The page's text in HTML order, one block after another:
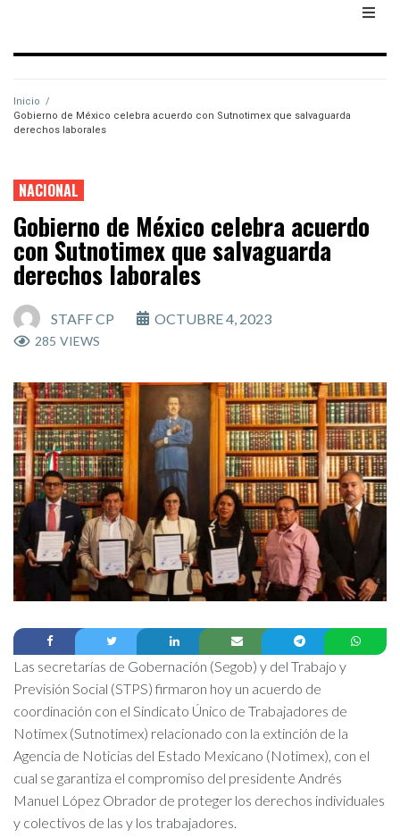
Inicio /
Gobierno de México celebra acuerdo con Sutnotimex que salvaguarda
derechos laborales
NACIONAL
Gobierno de México celebra acuerdo
con Sutnotimex que salvaguarda
derechos laborales
STAFF CP OCTUBRE 4, 2023
285 VIEWS
Las secretarías de Gobernación (Segob) y del Trabajo y
Previsión Social (STPS) firmaron hoy un acuerdo de
coordinación con el Sindicato Único de Trabajadores de
Notimex (Sutnotimex) relacionado con la extinción de la
Agencia de Noticias del Estado Mexicano (Notimex), con el
cual se garantiza el compromiso del presidente Andrés
Manuel López Obrador de proteger los derechos individuales
y colectivos de las y los trabajadores.